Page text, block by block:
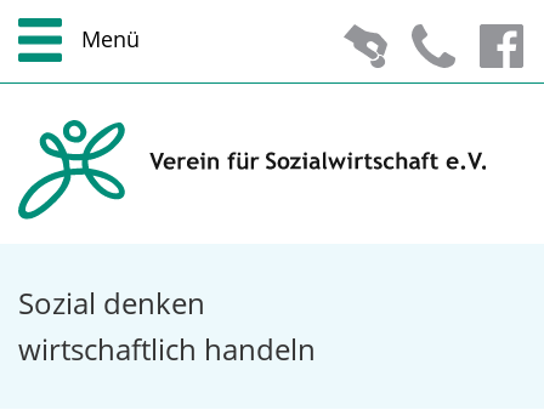
Zum Hauptmenü
Zur Suche
Zum Inhalt
Zu den Service-Informationen
Sozial denken
wirtschaftlich handeln
Menü